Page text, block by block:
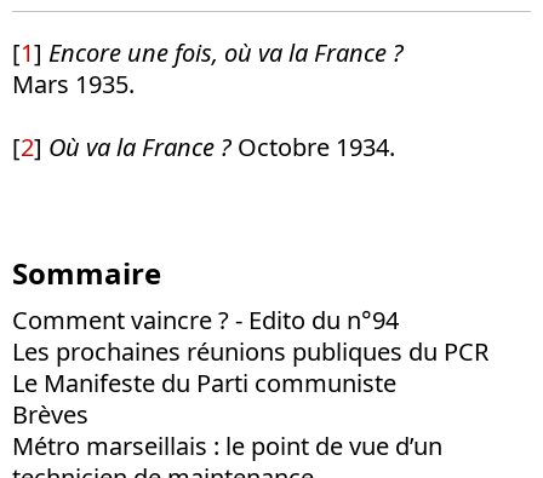
[1] Encore une fois, où va la France ?
Mars 1935.
[2] Où va la France ? Octobre 1934.
Sommaire
Comment vaincre ? - Edito du n°94
Les prochaines réunions publiques du PCR
Le Manifeste du Parti communiste
Brèves
Métro marseillais : le point de vue d’un